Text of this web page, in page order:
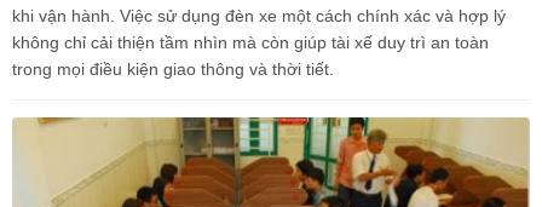
khi vận hành. Việc sử dụng đèn xe một cách chính xác và hợp lý
không chỉ cải thiện tầm nhìn mà còn giúp tài xế duy trì an toàn
trong mọi điều kiện giao thông và thời tiết.